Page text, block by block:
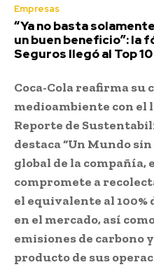
Empresas
“Ya no basta
un buen beneficio”: la
Seguros llegó al Top
Coca-Cola reafirma su
medioambiente con el
Reporte de
destaca “Un Mundo
global de la compañía,
compromete a
el equivalente al 100%
en el mercado, así
emisiones de carbono
producto de sus